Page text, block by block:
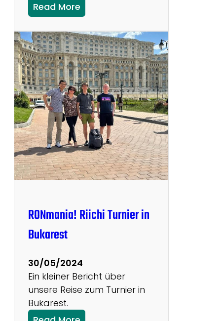
Read More
Y
a
k
i
t
o
r
i
2
0
2
4
RONmania! Riichi Turnier in
Bukarest
30/05/2024
Ein kleiner Bericht über
unsere Reise zum Turnier in
Bukarest.